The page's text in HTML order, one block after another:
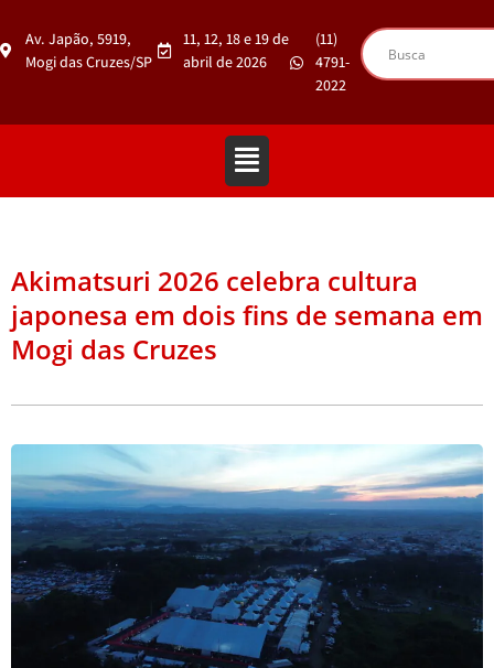
Av. Japão, 5919,
Mogi das Cruzes/SP
11, 12, 18 e 19 de
abril de 2026
(11)
4791-
2022
Akimatsuri 2026 celebra cultura
japonesa em dois fins de semana em
Mogi das Cruzes